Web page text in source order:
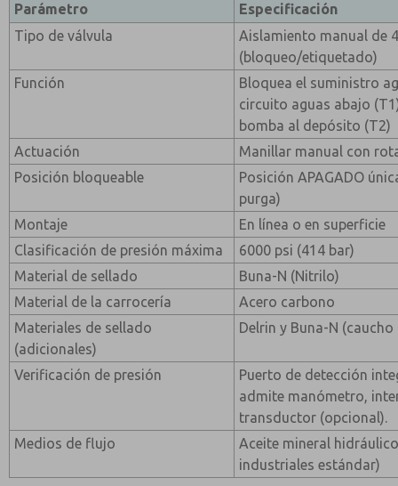
Parámetro
Especificación
Tipo de válvula
Aislamiento manual de
(bloqueo/etiquetado)
Función
Bloquea el suministro
circuito aguas abajo
bomba al depósito (T2)
Actuación
Manillar manual con
Posición bloqueable
Posición APAGADO
purga)
Montaje
En línea o en superficie
Clasificación de presión máxima
6000 psi (414 bar)
Material de sellado
Buna-N (Nitrilo)
Material de la carrocería
Acero carbono
Materiales de sellado
(adicionales)
Delrin y Buna-N
Verificación de presión
Puerto de detección
admite manómetro,
transductor (opcional).
Medios de flujo
Aceite mineral
industriales estándar)